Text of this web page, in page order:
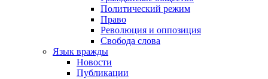
Политический режим
Право
Революция и оппозиция
Свобода слова
Язык вражды
Новости
Публикации